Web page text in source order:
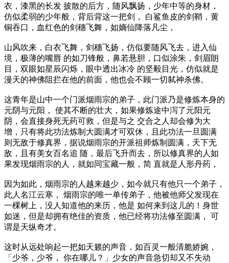
衣，漆黑的长发 披散的后方，随风飘扬，少年中等的身材，
仿似柔弱的少年般，背后背这一把剑， 白鲨鱼皮的剑鞘，黄
铜吞口，血红色的剑穗飞舞，如嫡仙降落凡尘，
山风吹来，白衣飞舞，剑穗飞扬，仿似要随风飞去，进入仙
境，极薄的嘴唇 的如刀锋般，鼻若悬胆，口似涂朱，剑眉朗
目，双眼如星辰闪烁，眼中透出冰冷 的坚毅目光，仿似就是
漫天的神佛阻拦在他的前面，他也会不顾一切弑神杀佛。
这青年是山中一个门派烟雨宗的弟子，此门派乃是修炼本身的
元阴与元阳， 使其不断的壮大，如果修炼途中泻了元阳元
阴，会直接身死无药可救，但是与之 交合之人却会修为大
增，只有将此功法炼制大圆满才可双休，且此功法一旦圆满
则无敌于修真界，据说烟雨宗的开派祖师炼制圆满，天下无
敌，且有美女百名追 随，最后飞升而去，所以修真界的人如
果发现烟雨宗的人，就如同宝藏一般，简 直就是人形丹药，
因为如此，烟雨宗的人越来越少，如今就只有他只一个弟子，
此人名江云寒， 烟雨宗的唯一单传弟子，他被他师父发现在
一棵树上，没人知道他的来历，他是 如何来到这儿的！身世
如迷，但是却拥有绝佳的资质，他已经将功法修至圆满， 可
谓是天纵奇才。
这时从远处响起一把如天籁的声音，如百灵一般清脆娇婉，
「少爷，少爷， 你在哪儿？」少女的声音急切却又不失动